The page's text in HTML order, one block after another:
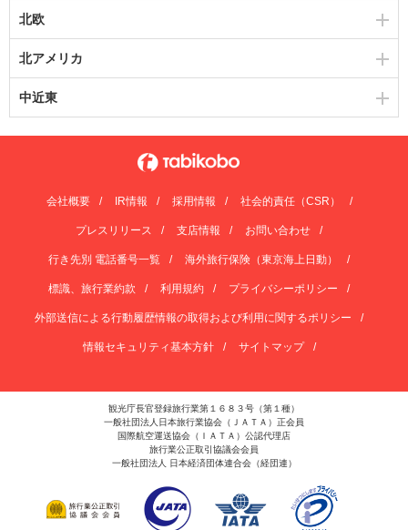
北欧
北アメリカ
中近東
会社概要 IR情報 採用情報 社会的責任（CSR）
プレスリリース 支店情報 お問い合わせ
行き先別 電話番号一覧 海外旅行保険（東京海上日動）
標識、旅行業約款 利用規約 プライバシーポリシー
外部送信による行動履歴情報の取得および利用に関するポリシー
情報セキュリティ基本方針 サイトマップ
観光庁長官登録旅行業第１６８３号（第１種）
一般社団法人日本旅行業協会（ＪＡＴＡ）正会員
国際航空運送協会（ＩＡＴＡ）公認代理店
旅行業公正取引協議会会員
一般社団法人 日本経済団体連合会（経団連）